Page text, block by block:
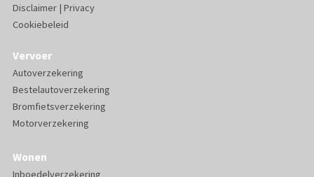
Disclaimer| Privacy
Cookiebeleid
Vervoer
Autoverzekering
Bestelautoverzekering
Bromfietsverzekering
Motorverzekering
Wonen
Inboedelverzekering